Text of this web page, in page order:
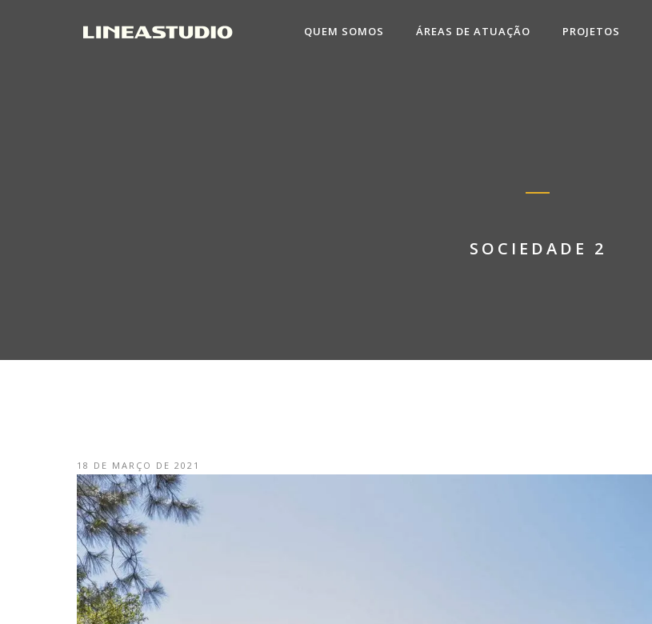
QUEM SOMOS ÁREAS DE ATUAÇÃO PROJETOS
SOCIEDADE 2
18 DE MARÇO DE 2021